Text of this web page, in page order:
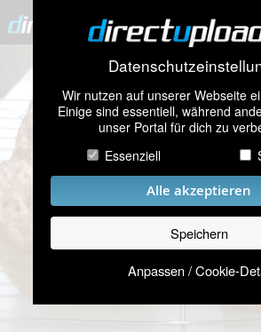
Wir nutzen auf unserer Webseite
Einige sind essentiell, während
unser Portal für dich zu
Essenziell
Alle akzeptieren
Speichern
Anpassen / Cookie-